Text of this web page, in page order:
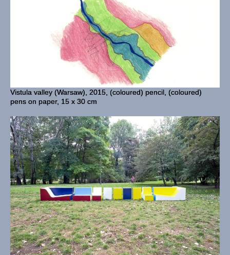
Vistula valley (Warsaw), 2015, (coloured) pencil, (coloured)
pens on paper, 15 x 30 cm